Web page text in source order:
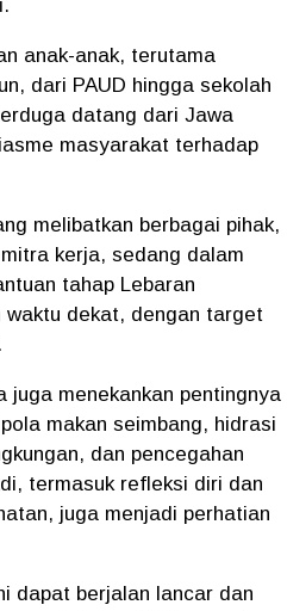
anak-anak, terutama
dari PAUD hingga sekolah
datang dari Jawa
masyarakat terhadap
melibatkan berbagai pihak,
kerja, sedang dalam
tahap Lebaran
dekat, dengan target
juga menekankan pentingnya
makan seimbang, hidrasi
dan pencegahan
termasuk refleksi diri dan
juga menjadi perhatian
dapat berjalan lancar dan